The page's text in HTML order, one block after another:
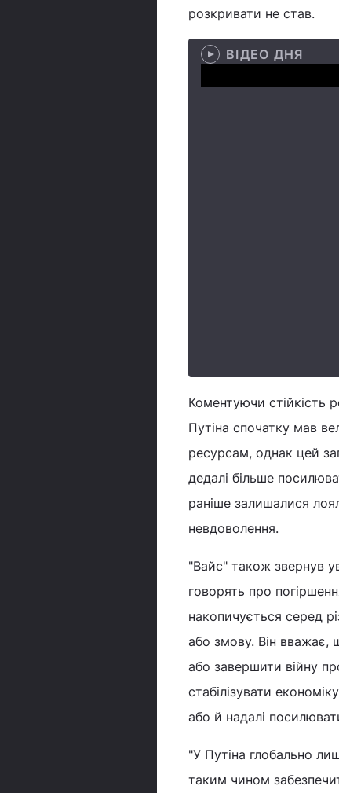
розкривати не став.
ВІДЕО ДНЯ
Коментуючи стійкість
Путіна спочатку мав
ресурсам, однак цей
дедалі більше
раніше залишалися
невдоволення.
"Вайс" також звернув
говорять про
накопичується серед
або змову. Він вважає,
або завершити війну
стабілізувати
або й надалі
"У Путіна глобально
таким чином